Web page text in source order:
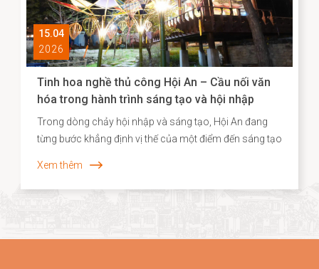
15.04
2026
Tinh hoa nghề thủ công Hội An – Cầu nối văn
hóa trong hành trình sáng tạo và hội nhập
Trong dòng chảy hội nhập và sáng tạo, Hội An đang
từng bước khẳng định vị thế của một điểm đến sáng tạo
thức mới mẻ. Năm 2026, dấu ấn ấy tiếp tục được lan
chọn đồng hành cùng các chương trình kích cầu du
Xem thêm